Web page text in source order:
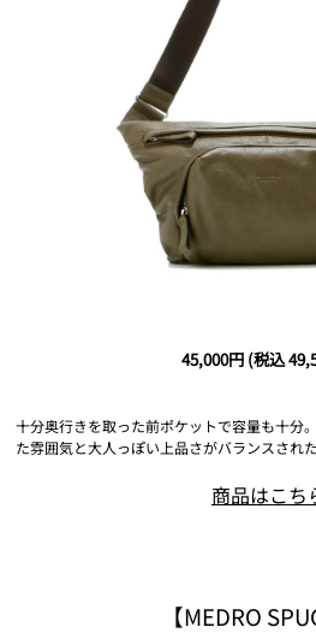
45,000円 (税込
十分奥行きを取った前ポケットで容量も十分
た雰囲気と大人っぽい上品さがバランスされた
商品はこち
【MEDRO